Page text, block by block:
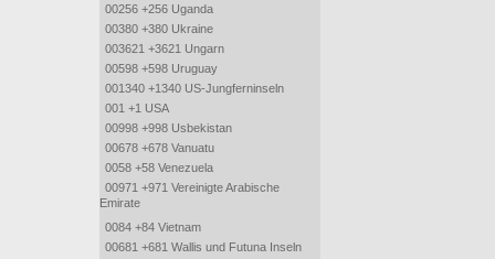
00256 +256 Uganda
00380 +380 Ukraine
003621 +3621 Ungarn
00598 +598 Uruguay
001340 +1340 US-Jungferninseln
001 +1 USA
00998 +998 Usbekistan
00678 +678 Vanuatu
0058 +58 Venezuela
00971 +971 Vereinigte Arabische
Emirate
0084 +84 Vietnam
00681 +681 Wallis und Futuna Inseln